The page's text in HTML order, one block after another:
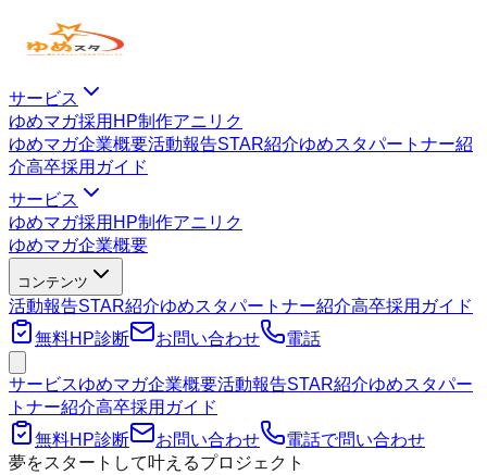
サービス
ゆめマガ採用HP制作アニリク
ゆめマガ企業概要活動報告STAR紹介ゆめスタパートナー紹
介高卒採用ガイド
サービス
ゆめマガ採用HP制作アニリク
ゆめマガ企業概要
コンテンツ
活動報告STAR紹介ゆめスタパートナー紹介高卒採用ガイド
無料HP診断
お問い合わせ 電話
サービスゆめマガ企業概要活動報告STAR紹介ゆめスタパー
トナー紹介高卒採用ガイド
無料HP診断
お問い合わせ
電話で問い合わせ
夢をスタートして叶えるプロジェクト